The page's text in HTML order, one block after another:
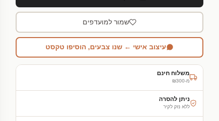
שמור למועדפים
עיצוב אישי ← שנו צבעים, הוסיפו טקסט
משלוח חינם
מ-₪300
ניתן להסרה
ללא נזק לקיר